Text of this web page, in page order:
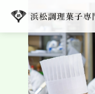
学校紹介
学科紹介